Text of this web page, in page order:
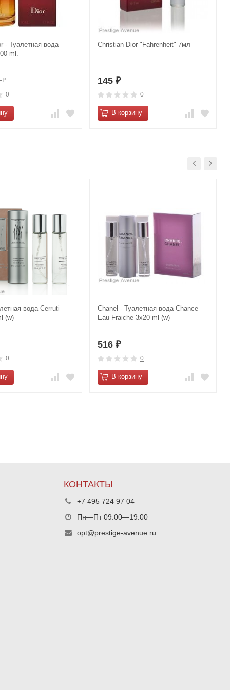
- Туалетная вода
ml.
₽
0
Christian Dior "Fahrenheit" 7мл
145 ₽
0
В корзину
вода Cerruti
(w)
0
Сhanеl - Туалетная вода Сhаnce
Еau Frаiche 3х20 ml (w)
516 ₽
0
В корзину
КОНТАКТЫ
+7 495 724 97 04
Пн—Пт 09:00—19:00
opt@prestige-avenue.ru